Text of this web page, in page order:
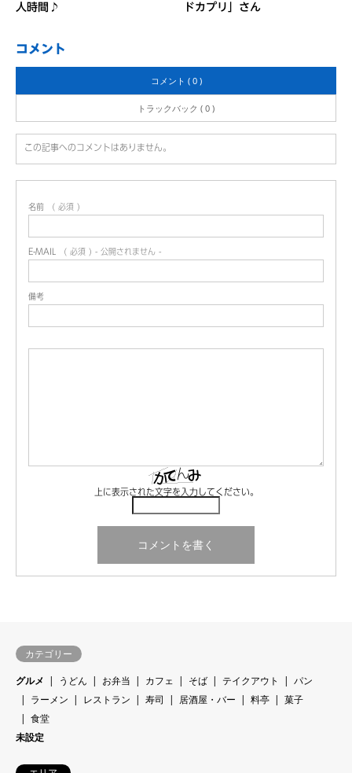
人時間♪
ドカプリ」さん
コメント
コメント ( 0 )
トラックバック ( 0 )
この記事へのコメントはありません。
名前 ( 必須 )
E-MAIL ( 必須 ) - 公開されません -
備考
上に表示された文字を入力してください。
カテゴリー
グルメ
うどん お弁当 カフェ そば テイクアウト
パン
ラーメン
レストラン 寿司 居酒屋・バー 料亭
菓子
食堂
未設定